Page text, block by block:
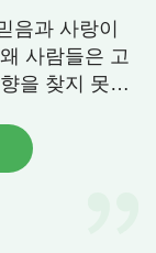
음과 사랑이
사람들은 고
을 찾지 못할